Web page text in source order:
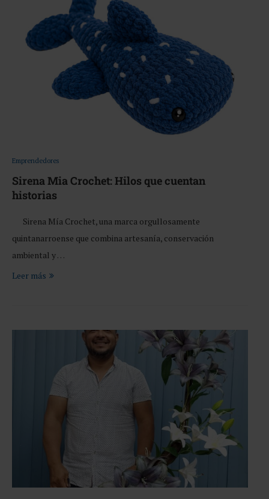
Emprendedores
Sirena Mia Crochet: Hilos que cuentan
historias
Sirena Mía Crochet, una marca orgullosamente
quintanarroense que combina artesanía, conservación
ambiental y …
Leer más